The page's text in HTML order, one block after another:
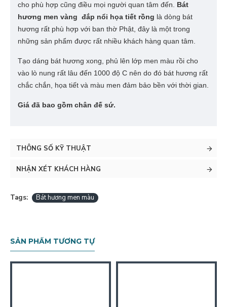
cho phù hợp cũng điều mọi người quan tâm đến. Bát
hương men vàng đắp nổi họa tiết rồng là dòng bát
hương rất phù hợp với ban thờ Phật, đây là một trong
những sản phẩm được rất nhiều khách hàng quan tâm.
Tạo dáng bát hương xong, phủ lên lớp men màu rồi cho
vào lò nung rất lâu đến 1000 độ C nên do đó bát hương rất
chắc chắn, họa tiết và màu men đảm bảo bền với thời gian.
Giá đã bao gồm chân đế sứ.
THÔNG SỐ KỸ THUẬT
NHẬN XÉT KHÁCH HÀNG
Tags: Bát hương men màu
SẢN PHẨM TƯƠNG TỰ